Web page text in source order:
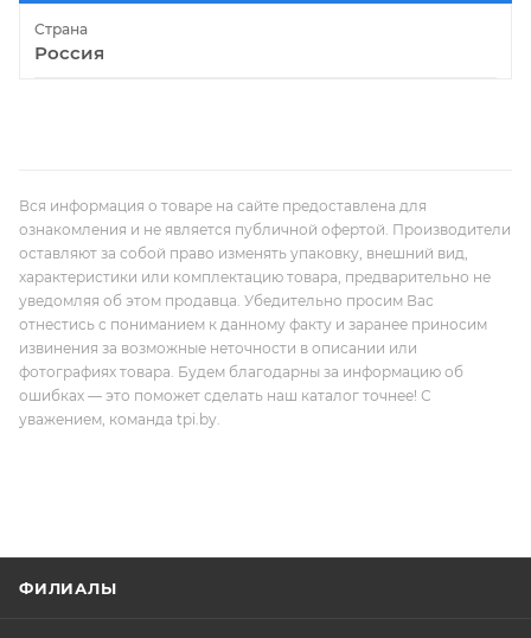
Страна
Россия
Вся информация о товаре на сайте предоставлена для
ознакомления и не является публичной офертой. Производители
оставляют за собой право изменять упаковку, внешний вид,
характеристики или комплектацию товара, предварительно не
уведомляя об этом продавца. Убедительно просим Вас
отнестись с пониманием к данному факту и заранее приносим
извинения за возможные неточности в описании или
фотографиях товара. Будем благодарны за информацию об
ошибках — это поможет сделать наш каталог точнее! С
уважением, команда tpi.by.
ФИЛИАЛЫ